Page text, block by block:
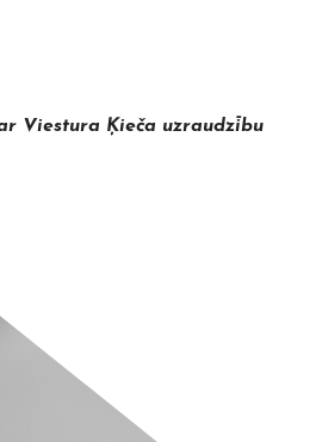
Viestura Ķieča uzraudzību